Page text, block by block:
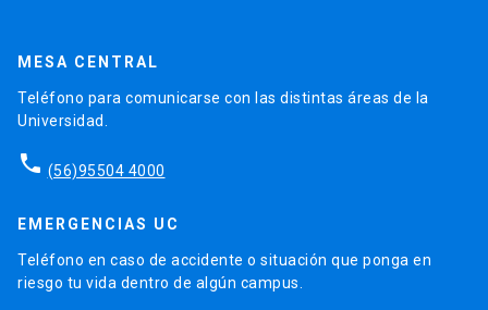
MESA CENTRAL
Teléfono para comunicarse con las distintas áreas de la
Universidad.
phone (56)95504 4000
EMERGENCIAS UC
Teléfono en caso de accidente o situación que ponga en
riesgo tu vida dentro de algún campus.